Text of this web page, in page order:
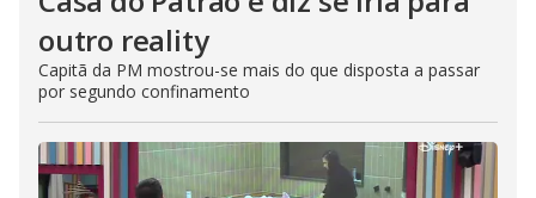
outro reality
Capitã da PM mostrou-se mais do que disposta a passar
por segundo confinamento